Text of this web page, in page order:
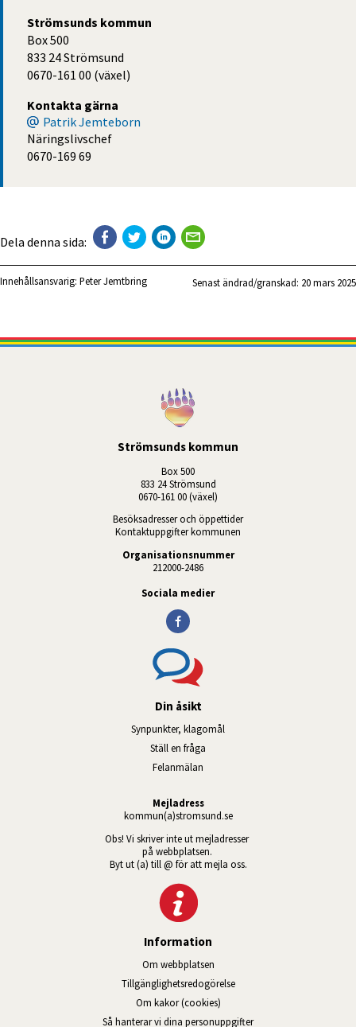
Strömsunds kommun
Box 500
833 24 Strömsund
0670-161 00 (växel)
Kontakta gärna
Patrik Jemteborn
Näringslivschef
0670-169 69
Dela denna sida:
Innehållsansvarig: Peter Jemtbring Senast ändrad/granskad: 20 mars 2025
Strömsunds kommun
Box 500
833 24 Strömsund
0670-161 00 (växel)
Besöksadresser och öppettider
Kontaktuppgifter kommunen
Organisationsnummer
212000-2486
Sociala medier
Din åsikt
Synpunkter, klagomål
Ställ en fråga
Felanmälan
Mejladress
kommun(a)stromsund.se
Obs! Vi skriver inte ut mejladresser
på webbplatsen.
Byt ut (a) till @ för att mejla oss.
Information
Om webbplatsen
Tillgänglig­hets­redo­görelse
Om kakor (cookies)
Så hanterar vi dina personuppgifter